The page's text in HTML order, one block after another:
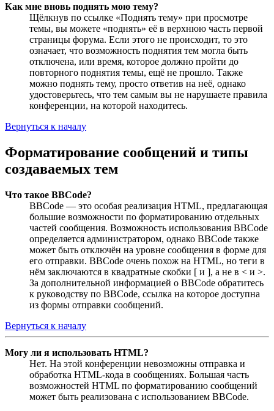
Как мне вновь поднять мою тему?
Щёлкнув по ссылке «Поднять тему» при просмотре
темы, вы можете «поднять» её в верхнюю часть первой
страницы форума. Если этого не происходит, то это
означает, что возможность поднятия тем могла быть
отключена, или время, которое должно пройти до
повторного поднятия темы, ещё не прошло. Также
можно поднять тему, просто ответив на неё, однако
удостоверьтесь, что тем самым вы не нарушаете правила
конференции, на которой находитесь.
Вернуться к началу
Форматирование сообщений и типы
создаваемых тем
Что такое BBCode?
BBCode — это особая реализация HTML, предлагающая
большие возможности по форматированию отдельных
частей сообщения. Возможность использования BBCode
определяется администратором, однако BBCode также
может быть отключён на уровне сообщения в форме для
его отправки. BBCode очень похож на HTML, но теги в
нём заключаются в квадратные скобки [ и ], а не в < и >.
За дополнительной информацией о BBCode обратитесь
к руководству по BBCode, ссылка на которое доступна
из формы отправки сообщений.
Вернуться к началу
Могу ли я использовать HTML?
Нет. На этой конференции невозможны отправка и
обработка HTML-кода в сообщениях. Большая часть
возможностей HTML по форматированию сообщений
может быть реализована с использованием BBCode.